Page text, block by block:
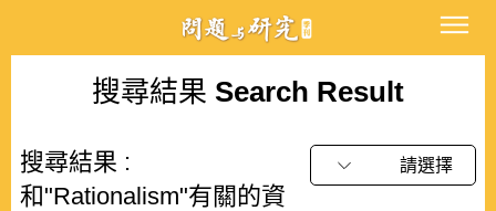
搜尋結果 Search Result
搜尋結果 :
和"Rationalism"有關的資
請選擇